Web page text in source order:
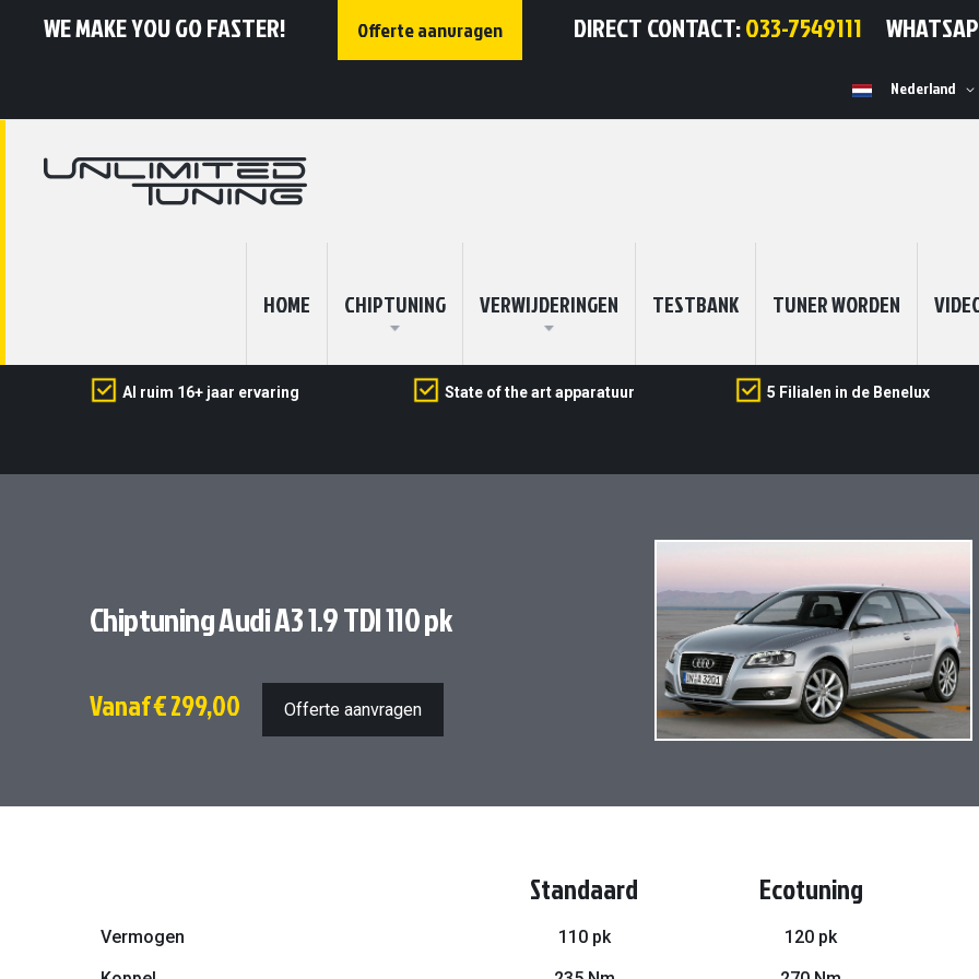
WE MAKE YOU GO FASTER! Offerte aanvragen DIRECT CONTACT:033-7549111
Selecteer
Nederland
HOME CHIPTUNING VERWIJDERINGEN TESTBANK TUNER WORDEN
Al ruim 16+ jaar ervaring State of the art apparatuur 5 Filialen in de Benelux
Chiptuning Audi A3 1.9 TDI 110 pk
Vanaf€ 299,00 Offerte aanvragen
Ga
het
einde
afbeeldingen-
gallerij
Standaard Ecotuning
Vermogen 110 pk 120 pk